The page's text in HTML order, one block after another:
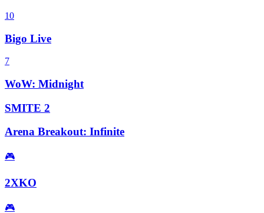
10
Bigo Live
7
WoW: Midnight
SMITE 2
Arena Breakout: Infinite
🎮
2XKO
🎮